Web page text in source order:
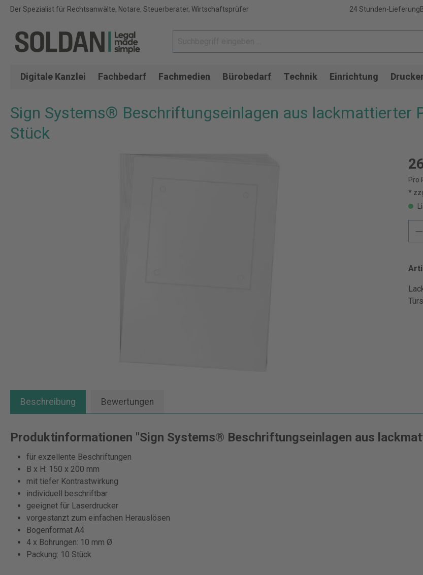
Der Spezialist für Rechtsanwälte, Notare, Steuerberater, Wirtschaftsprüfer 24 Stunden-Lieferung
Digitale Kanzlei Fachbedarf Fachmedien Bürobedarf Technik Einrichtung
Sign Systems® Beschriftungseinlagen aus lackmattierter
Stück
Pro
*
Beschreibung Bewertungen
Produktinformationen "Sign Systems® Beschriftungseinlagen aus
für exzellente Beschriftungen
B x H: 150 x 200 mm
mit tiefer Kontrastwirkung
individuell beschriftbar
geeignet für Laserdrucker
vorgestanzt zum einfachen Herauslösen
Bogenformat A4
4 x Bohrungen: 10 mm Ø
Packung: 10 Stück